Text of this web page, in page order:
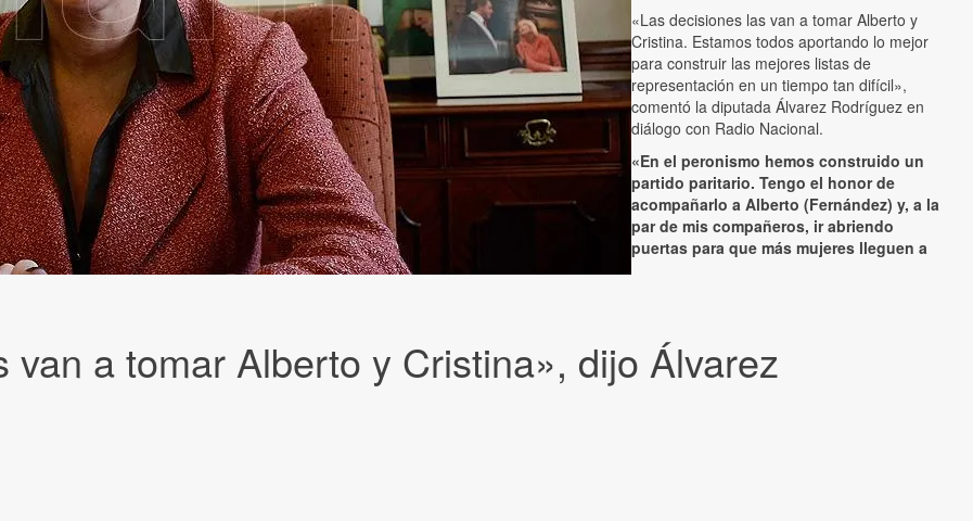
van a tomar Alberto y Cristina», dijo Álvarez
«Las decisiones las van a tomar Alberto y
Cristina. Estamos todos aportando lo mejor
para construir las mejores listas de
representación en un tiempo tan difícil»,
comentó la diputada Álvarez Rodríguez en
diálogo con Radio Nacional.
«En el peronismo hemos construido un
partido paritario. Tengo el honor de
acompañarlo a Alberto (Fernández) y, a la
par de mis compañeros, ir abriendo
puertas para que más mujeres lleguen a